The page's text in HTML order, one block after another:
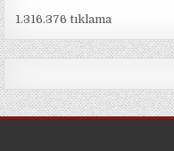
1.316.376 tıklama